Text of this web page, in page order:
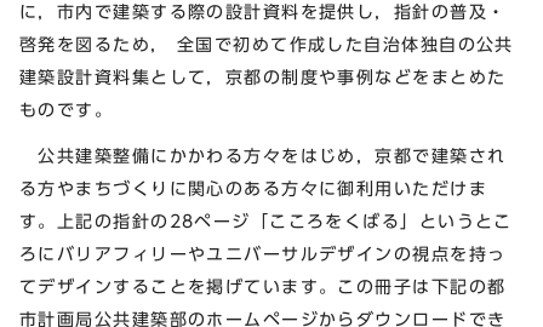
に，市内で建築する際の設計資料を提供し，指針の普及・
啓発を図るため， 全国で初めて作成した自治体独自の公共
建築設計資料集として，京都の制度や事例などをまとめた
ものです。
公共建築整備にかかわる方々をはじめ，京都で建築され
る方やまちづくりに関心のある方々に御利用いただけま
す。上記の指針の28ページ「こころをくばる」というとこ
ろにバリアフィリーやユニバーサルデザインの視点を持っ
てデザインすることを掲げています。この冊子は下記の都
市計画局公共建築部のホームページからダウンロードでき